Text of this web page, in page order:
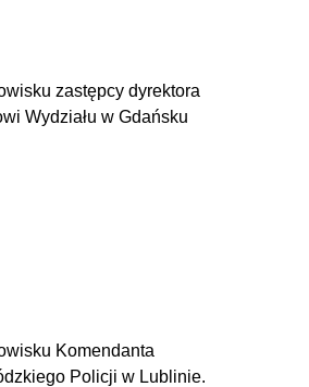
zastępcy dyrektora
Wydziału w Gdańsku
Komendanta
Policji w Lublinie.